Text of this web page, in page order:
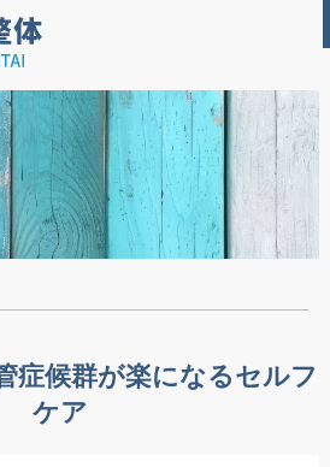
症候群が楽になるセルフ
ケア